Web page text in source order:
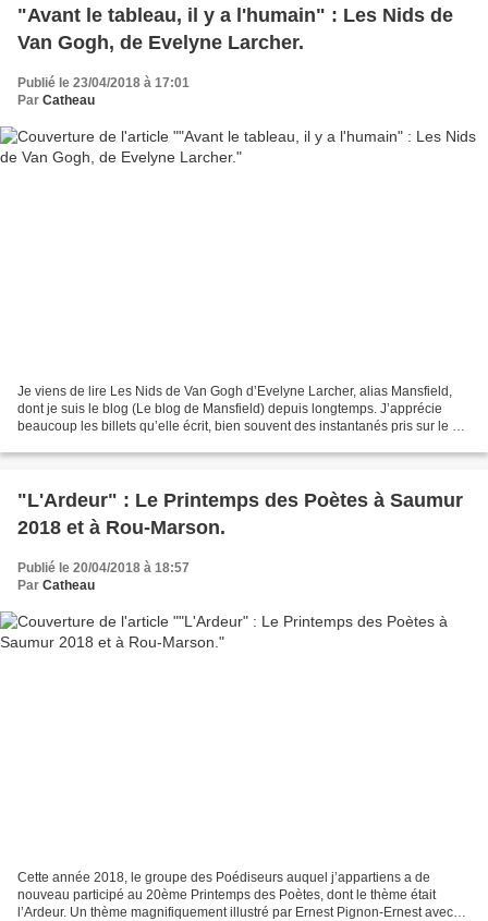
"Avant le tableau, il y a l'humain" : Les Nids de
Van Gogh, de Evelyne Larcher.
Publié le 23/04/2018 à 17:01
Par Catheau
Je viens de lire Les Nids de Van Gogh d’Evelyne Larcher, alias Mansfield,
dont je suis le blog (Le blog de Mansfield) depuis longtemps. J’apprécie
beaucoup les billets qu’elle écrit, bien souvent des instantanés pris sur le vif
"L'Ardeur" : Le Printemps des Poètes à Saumur
2018 et à Rou-Marson.
Publié le 20/04/2018 à 18:57
Par Catheau
Cette année 2018, le groupe des Poédiseurs auquel j’appartiens a de
nouveau participé au 20ème Printemps des Poètes, dont le thème était
l’Ardeur. Un thème magnifiquement illustré par Ernest Pignon-Ernest avec